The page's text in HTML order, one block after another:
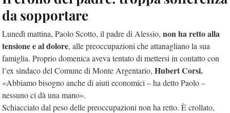
da sopportare
Lunedì mattina, Paolo Scotto, il padre di Alessio, non ha retto alla
tensione e al dolore, alle preoccupazioni che attanagliano la sua
famiglia. Proprio domenica aveva tentato di mettersi in contatto con
l’ex sindaco del Comune di Monte Argentario, Hubert Corsi.
«Abbiamo bisogno anche di aiuti economici – ha detto Paolo –
nessuno ci dà una mano».
Schiacciato dal peso delle preoccupazioni non ha retto. È crollato,